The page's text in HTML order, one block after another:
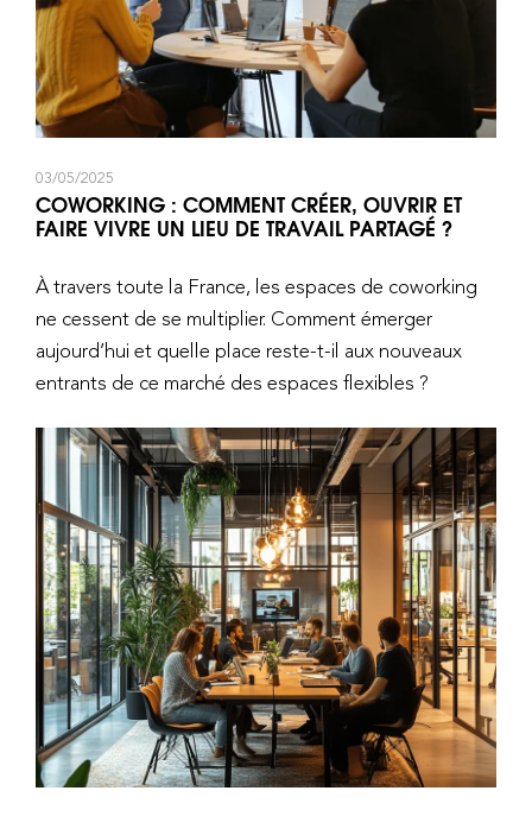
03/05/2025
COWORKING : COMMENT CRÉER, OUVRIR ET
FAIRE VIVRE UN LIEU DE TRAVAIL PARTAGÉ ?
À travers toute la France, les espaces de coworking
ne cessent de se multiplier. Comment émerger
aujourd’hui et quelle place reste-t-il aux nouveaux
entrants de ce marché des espaces flexibles ?